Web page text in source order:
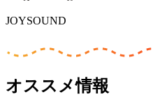
JOYSOUND
オススメ情報